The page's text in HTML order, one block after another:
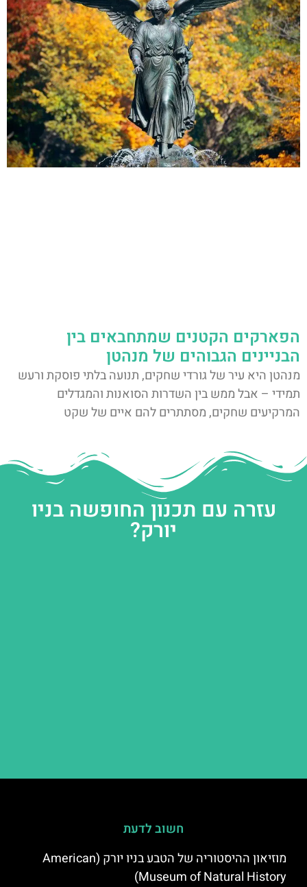
הפארקים הקטנים שמתחבאים בין
הבניינים הגבוהים של מנהטן
מנהטן היא עיר של גורדי שחקים, תנועה בלתי פוסקת ורעש
תמידי – אבל ממש בין השדרות הסואנות והמגדלים
המרקיעים שחקים, מסתתרים להם איים של שקט
עזרה עם תכנון החופשה בניו
יורק?
חשוב לדעת
מוזיאון ההיסטוריה של הטבע בניו יורק (American
Museum of Natural History)